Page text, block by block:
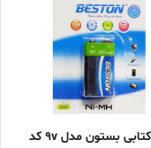
باطری کتابی بستون مدل 9v کد